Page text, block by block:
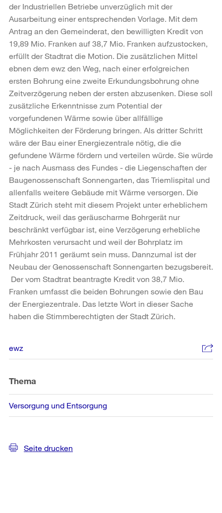
der Industriellen Betriebe unverzüglich mit der
Ausarbeitung einer entsprechenden Vorlage. Mit dem
Antrag an den Gemeinderat, den bewilligten Kredit von
19,89 Mio. Franken auf 38,7 Mio. Franken aufzustocken,
erfüllt der Stadtrat die Motion. Die zusätzlichen Mittel
ebnen dem ewz den Weg, nach einer erfolgreichen
ersten Bohrung eine zweite Erkundungsbohrung ohne
Zeitverzögerung neben der ersten abzusenken. Diese soll
zusätzliche Erkenntnisse zum Potential der
vorgefundenen Wärme sowie über allfällige
Möglichkeiten der Förderung bringen. Als dritter Schritt
wäre der Bau einer Energiezentrale nötig, die die
gefundene Wärme fördern und verteilen würde. Sie würde
- je nach Ausmass des Fundes - die Liegenschaften der
Baugenossenschaft Sonnengarten, das Triemlispital und
allenfalls weitere Gebäude mit Wärme versorgen. Die
Stadt Zürich steht mit diesem Projekt unter erheblichem
Zeitdruck, weil das geräuscharme Bohrgerät nur
beschränkt verfügbar ist, eine Verzögerung erhebliche
Mehrkosten verursacht und weil der Bohrplatz im
Frühjahr 2011 geräumt sein muss. Dannzumal ist der
Neubau der Genossenschaft Sonnengarten bezugsbereit.
Der vom Stadtrat beantragte Kredit von 38,7 Mio.
Franken umfasst die beiden Bohrungen sowie den Bau
der Energiezentrale. Das letzte Wort in dieser Sache
haben die Stimmberechtigten der Stadt Zürich.
Informationen
ewz
Thema
Versorgung und Entsorgung
Seite drucken